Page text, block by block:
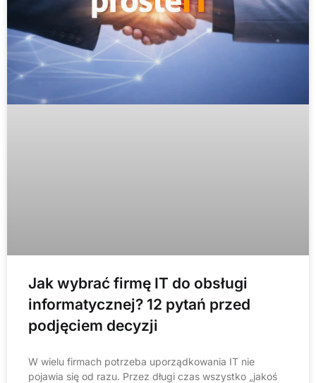
Jak wybrać firmę IT do obsługi
informatycznej? 12 pytań przed
podjęciem decyzji
W wielu firmach potrzeba uporządkowania IT nie
pojawia się od razu. Przez długi czas wszystko „jakoś